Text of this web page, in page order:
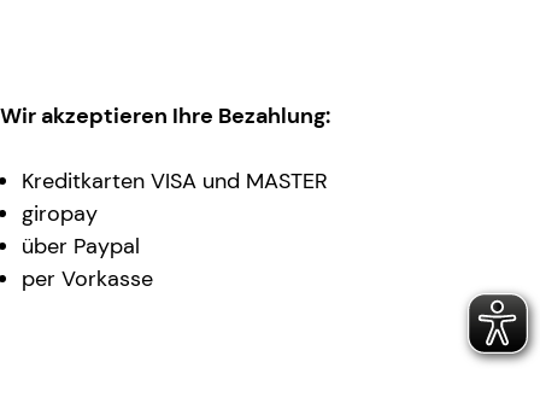
Wir akzeptieren Ihre Bezahlung:
Kreditkarten VISA und MASTER
giropay
über Paypal
per Vorkasse